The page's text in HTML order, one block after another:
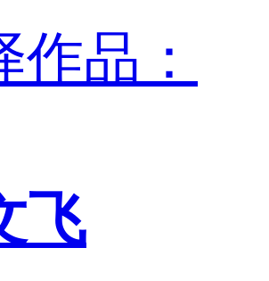
作品：
飞